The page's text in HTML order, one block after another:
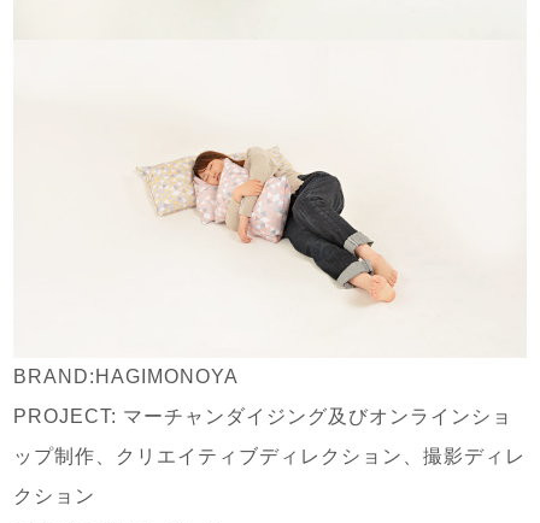
BRAND:HAGIMONOYA
PROJECT: マーチャンダイジング及びオンラインショ
ップ制作、クリエイティブディレクション、撮影ディレ
クション